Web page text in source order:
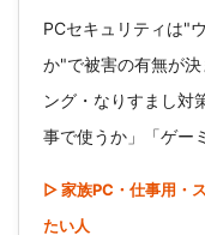
PCセキュリティは"
か"で被害の有無が
ング・なりすまし
事で使うか」「ゲー
▷ 家族PC・仕事用・
たい人